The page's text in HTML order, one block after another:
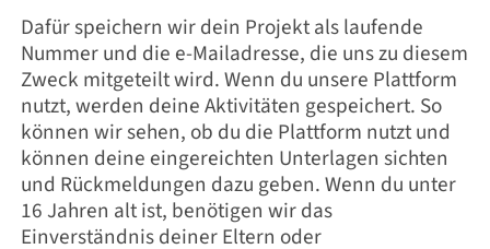
Dafür speichern wir dein Projekt als laufende
Nummer und die e-Mailadresse, die uns zu diesem
Zweck mitgeteilt wird. Wenn du unsere Plattform
nutzt, werden deine Aktivitäten gespeichert. So
können wir sehen, ob du die Plattform nutzt und
können deine eingereichten Unterlagen sichten
und Rückmeldungen dazu geben. Wenn du unter
16 Jahren alt ist, benötigen wir das
Einverständnis deiner Eltern oder